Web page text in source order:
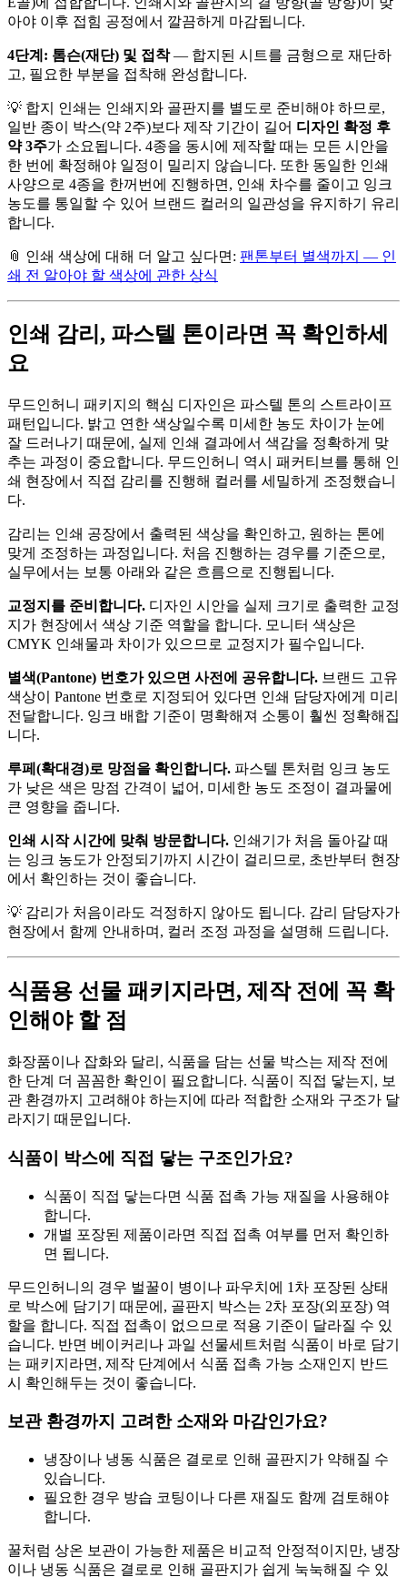
아야 이후 접힘 공정에서 깔끔하게 마감됩니다.
4단계: 톰슨(재단) 및 접착— 합지된 시트를 금형으로 재단하
고, 필요한 부분을 접착해 완성합니다.
💡 합지 인쇄는 인쇄지와 골판지를 별도로 준비해야 하므로,
일반 종이 박스(약 2주)보다 제작 기간이 길어 디자인 확정 후
약 3주가 소요됩니다. 4종을 동시에 제작할 때는 모든 시안을
한 번에 확정해야 일정이 밀리지 않습니다. 또한 동일한 인쇄
사양으로 4종을 한꺼번에 진행하면, 인쇄 차수를 줄이고 잉크
농도를 통일할 수 있어 브랜드 컬러의 일관성을 유지하기 유리
합니다.
📎 인쇄 색상에 대해 더 알고 싶다면: 팬톤부터 별색까지 — 인
쇄 전 알아야 할 색상에 관한 상식
인쇄 감리, 파스텔 톤이라면 꼭 확인하세
요
무드인허니 패키지의 핵심 디자인은 파스텔 톤의 스트라이프
패턴입니다. 밝고 연한 색상일수록 미세한 농도 차이가 눈에
잘 드러나기 때문에, 실제 인쇄 결과에서 색감을 정확하게 맞
추는 과정이 중요합니다. 무드인허니 역시 패커티브를 통해 인
쇄 현장에서 직접 감리를 진행해 컬러를 세밀하게 조정했습니
다.
감리는 인쇄 공장에서 출력된 색상을 확인하고, 원하는 톤에
맞게 조정하는 과정입니다. 처음 진행하는 경우를 기준으로,
실무에서는 보통 아래와 같은 흐름으로 진행됩니다.
교정지를 준비합니다. 디자인 시안을 실제 크기로 출력한 교정
지가 현장에서 색상 기준 역할을 합니다. 모니터 색상은
CMYK 인쇄물과 차이가 있으므로 교정지가 필수입니다.
별색(Pantone) 번호가 있으면 사전에 공유합니다. 브랜드 고유
색상이 Pantone 번호로 지정되어 있다면 인쇄 담당자에게 미리
전달합니다. 잉크 배합 기준이 명확해져 소통이 훨씬 정확해집
니다.
루페(확대경)로 망점을 확인합니다. 파스텔 톤처럼 잉크 농도
가 낮은 색은 망점 간격이 넓어, 미세한 농도 조정이 결과물에
큰 영향을 줍니다.
인쇄 시작 시간에 맞춰 방문합니다. 인쇄기가 처음 돌아갈 때
는 잉크 농도가 안정되기까지 시간이 걸리므로, 초반부터 현장
에서 확인하는 것이 좋습니다.
💡 감리가 처음이라도 걱정하지 않아도 됩니다. 감리 담당자가
현장에서 함께 안내하며, 컬러 조정 과정을 설명해 드립니다.
식품용 선물 패키지라면, 제작 전에 꼭 확
인해야 할 점
화장품이나 잡화와 달리, 식품을 담는 선물 박스는 제작 전에
한 단계 더 꼼꼼한 확인이 필요합니다. 식품이 직접 닿는지, 보
관 환경까지 고려해야 하는지에 따라 적합한 소재와 구조가 달
라지기 때문입니다.
식품이 박스에 직접 닿는 구조인가요?
식품이 직접 닿는다면 식품 접촉 가능 재질을 사용해야
합니다.
개별 포장된 제품이라면 직접 접촉 여부를 먼저 확인하
면 됩니다.
무드인허니의 경우 벌꿀이 병이나 파우치에 1차 포장된 상태
로 박스에 담기기 때문에, 골판지 박스는 2차 포장(외포장) 역
할을 합니다. 직접 접촉이 없으므로 적용 기준이 달라질 수 있
습니다. 반면 베이커리나 과일 선물세트처럼 식품이 바로 담기
는 패키지라면, 제작 단계에서 식품 접촉 가능 소재인지 반드
시 확인해두는 것이 좋습니다.
보관 환경까지 고려한 소재와 마감인가요?
냉장이나 냉동 식품은 결로로 인해 골판지가 약해질 수
있습니다.
필요한 경우 방습 코팅이나 다른 재질도 함께 검토해야
합니다.
꿀처럼 상온 보관이 가능한 제품은 비교적 안정적이지만, 냉장
이나 냉동 식품은 결로로 인해 골판지가 쉽게 눅눅해질 수 있